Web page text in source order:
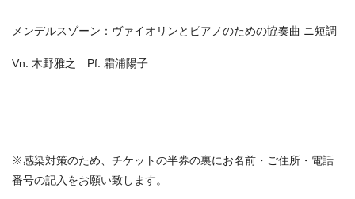
メンデルスゾーン：ヴァイオリンとピアノのための協奏曲 ニ短調
Vn. 木野雅之 Pf. 霜浦陽子
※感染対策のため、チケットの半券の裏にお名前・ ご住所・電話
番号の記入をお願い致します。